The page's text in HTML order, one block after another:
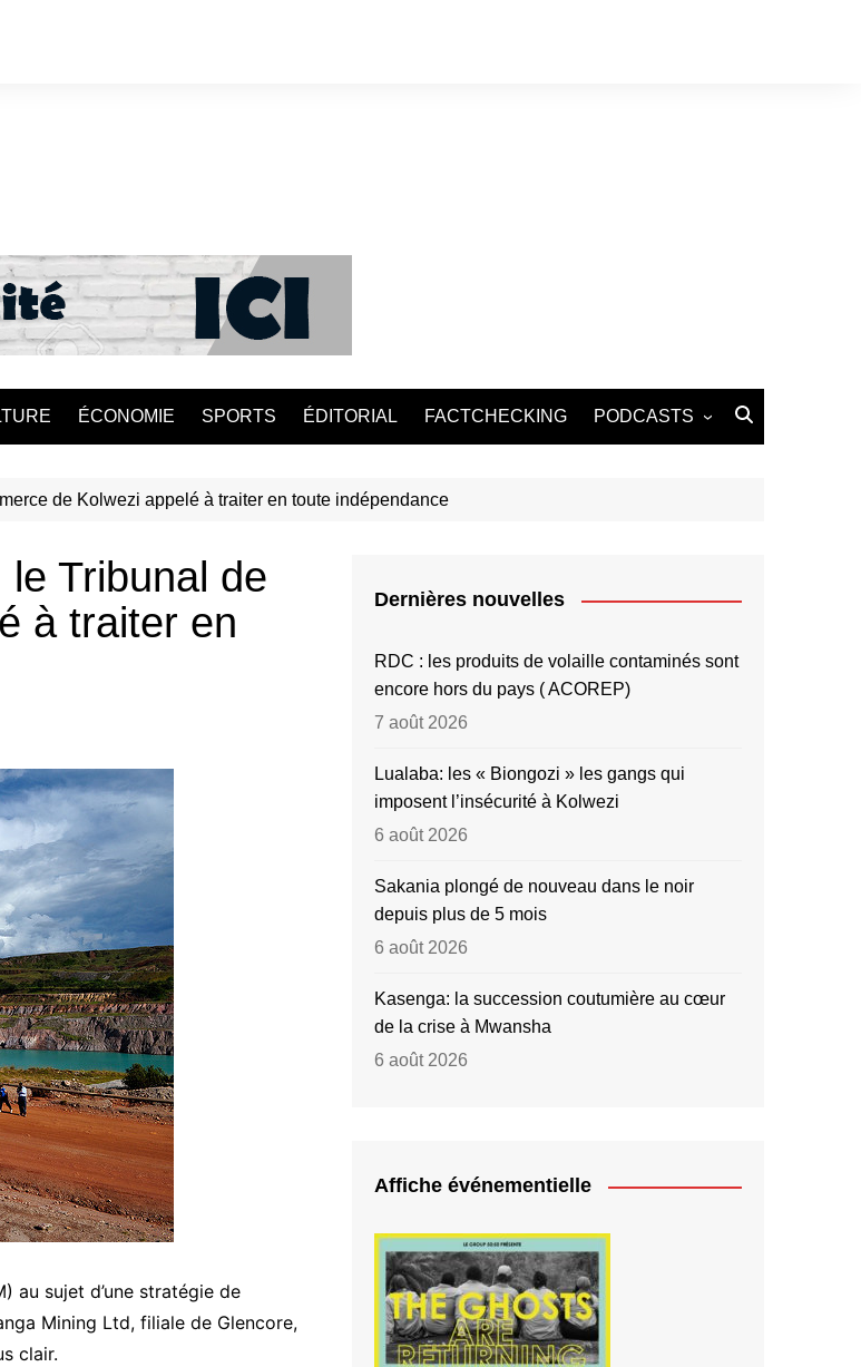
ÉCONOMIE SPORTS ÉDITORIAL FACTCHECKING PODCASTS
de Kolwezi appelé à traiter en toute indépendance
Tribunal de
à traiter en
au sujet d’une stratégie de
Mining Ltd, filiale de Glencore,
clair.
Dernières nouvelles
RDC : les produits de volaille contaminés sont
encore hors du pays ( ACOREP)
7 août 2026
Lualaba: les « Biongozi » les gangs qui
imposent l’insécurité à Kolwezi
6 août 2026
Sakania plongé de nouveau dans le noir
depuis plus de 5 mois
6 août 2026
Kasenga: la succession coutumière au cœur
de la crise à Mwansha
6 août 2026
Affiche événementielle